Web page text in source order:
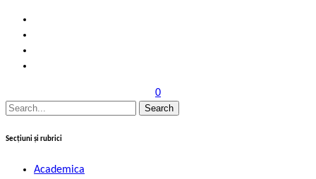
0
Search
Secțiuni și rubrici
Academica